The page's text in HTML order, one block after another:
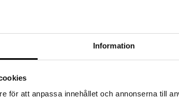
Information
för att anpassa innehållet och annonserna till
voivat päästä loppumaan!
ale-löydöt »
ja piristävä.